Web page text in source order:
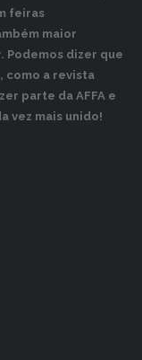
feiras
maior
Podemos dizer que
como a revista
parte da AFFA e
vez mais unido!